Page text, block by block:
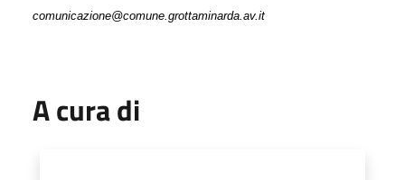
comunicazione@comune.grottaminarda.av.it
A cura di